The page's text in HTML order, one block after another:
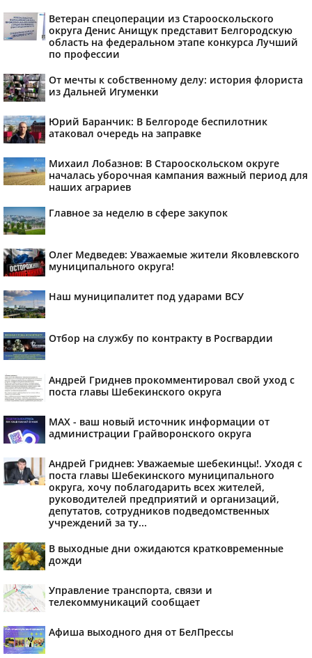
Ветеран спецоперации из Старооскольского
округа Денис Анищук представит Белгородскую
область на федеральном этапе конкурса Лучший
по профессии
От мечты к собственному делу: история флориста
из Дальней Игуменки
Юрий Баранчик: В Белгороде беспилотник
атаковал очередь на заправке
Михаил Лобазнов: В Старооскольском округе
началась уборочная кампания важный период для
наших аграриев
Главное за неделю в сфере закупок
Олег Медведев: Уважаемые жители Яковлевского
муниципального округа!
Наш муниципалитет под ударами ВСУ
Отбор на службу по контракту в Росгвардии
Андрей Гриднев прокомментировал свой уход с
поста главы Шебекинского округа
MAX - ваш новый источник информации от
администрации Грайворонского округа
Андрей Гриднев: Уважаемые шебекинцы!. Уходя с
поста главы Шебекинского муниципального
округа, хочу поблагодарить всех жителей,
руководителей предприятий и организаций,
депутатов, сотрудников подведомственных
учреждений за ту...
В выходные дни ожидаются кратковременные
дожди
Управление транспорта, связи и
телекоммуникаций сообщает
Афиша выходного дня от БелПрессы